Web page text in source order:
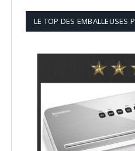
LE TOP DES EMBALLEUSES